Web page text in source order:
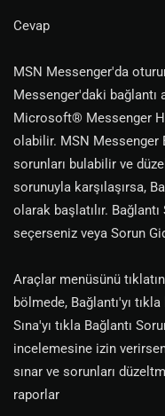
Cevap
MSN Messenger'da
Messenger'daki
Microsoft® Messenger
olabilir. MSN Messenger
sorunları bulabilir ve
sorunuyla karşılaşırsa,
olarak başlatılır.
seçerseniz veya Sorun
Araçlar menüsünü
bölmede, Bağlantı'yı
Sına'yı tıkla Bağlantı
incelemesine izin
sınar ve sorunları
raporlar